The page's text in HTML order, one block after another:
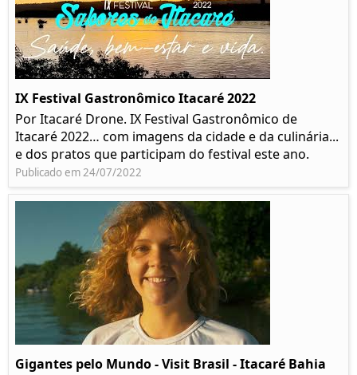
IX Festival Gastronômico Itacaré 2022
Por Itacaré Drone. IX Festival Gastronômico de
Itacaré 2022… com imagens da cidade e da culinária...
e dos pratos que participam do festival este ano.
Publicado em 24/07/2022
Gigantes pelo Mundo - Visit Brasil - Itacaré Bahia